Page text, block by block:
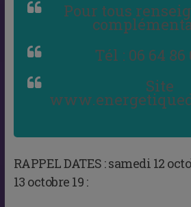
Pour tous
Tél : 06 64 86
Site
RAPPEL DATES :samedi 12
13 octobre 19 :